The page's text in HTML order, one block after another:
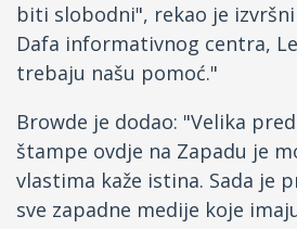
biti slobodni", rekao je
Dafa informativnog centra,
trebaju našu pomoć."
Browde je dodao: "Velika
štampe ovdje na Zapadu je
vlastima kaže istina. Sada je
sve zapadne medije koje